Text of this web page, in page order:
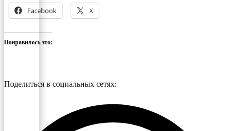
Facebook X
Понравилось это:
Поделиться в социальных сетях: